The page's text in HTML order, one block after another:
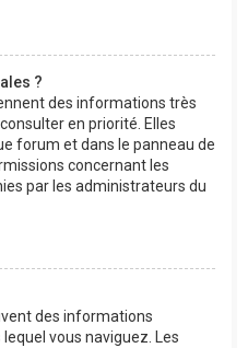
?
des informations très
en priorité. Elles
forum et dans le panneau de
concernant les
par les administrateurs du
des informations
vous naviguez. Les